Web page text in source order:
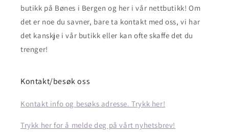
butikk på Bønes i Bergen og her i vår nettbutikk! Om
det er noe du savner, bare ta kontakt med oss, vi har
det kanskje i vår butikk eller kan ofte skaffe det du
trenger!
Kontakt/besøk oss
Kontakt info og besøks adresse. Trykk her!
Trykk her for å melde deg på vårt nyhetsbrev!